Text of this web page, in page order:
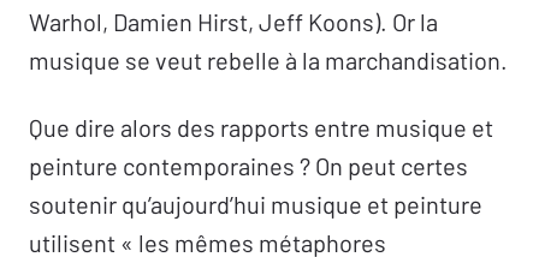
Warhol, Damien Hirst, Jeff Koons). Or la
musique se veut rebelle à la marchandisation.
Que dire alors des rapports entre musique et
peinture contemporaines ? On peut certes
soutenir qu’aujourd’hui musique et peinture
utilisent « les mêmes métaphores